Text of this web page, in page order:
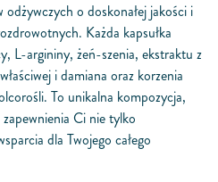
o doskonałej jakości i
Każda kapsułka
L-argininy, żeń-szenia, ekstraktu z
i damiana oraz korzenia
To unikalna kompozycja,
Ci nie tylko
dla Twojego całego